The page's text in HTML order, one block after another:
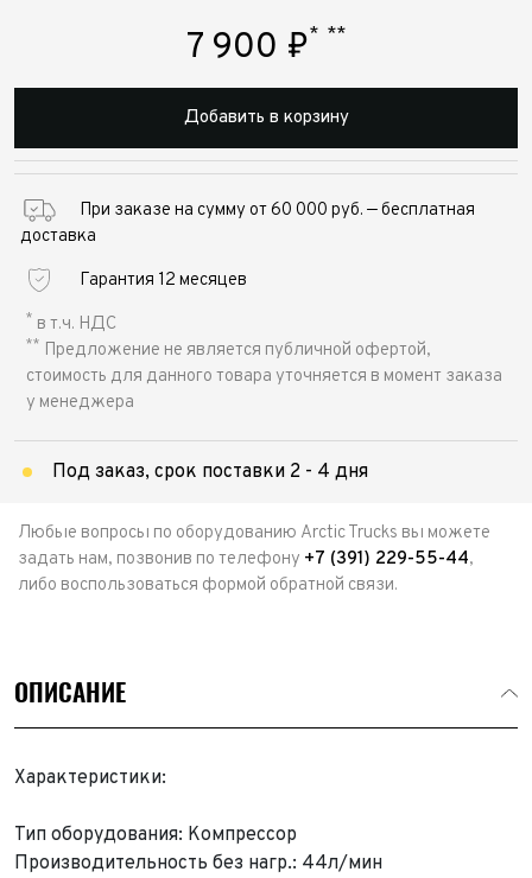
7 900 ₽* **
Добавить в корзину
При заказе на сумму от 60 000 руб. — бесплатная
доставка
Гарантия 12 месяцев
* в т.ч. НДС
** Предложение не является публичной офертой,
стоимость для данного товара уточняется в момент заказа
у менеджера
Под заказ, срок поставки 2 - 4 дня
Любые вопросы по оборудованию Arctic Trucks вы можете
задать нам, позвонив по телефону +7 (391) 229-55-44,
либо воспользоваться формой обратной связи.
ОПИСАНИЕ
Характеристики:
Тип оборудования: Компрессор
Производительность без нагр.: 44л/мин